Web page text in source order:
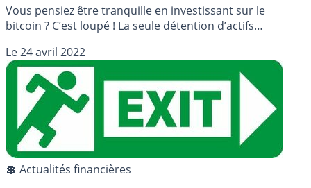
Vous pensiez être tranquille en investissant sur le
bitcoin ? C’est loupé ! La seule détention d’actifs
services fiscaux. Vos plus-values réalisées seront, de leur
côté, imposées au taux de 30%, et ce, dès le premier
euro. Bienvenue dans le nouveau monde numérique.
Le24 avril 2022
💲 Actualités financières